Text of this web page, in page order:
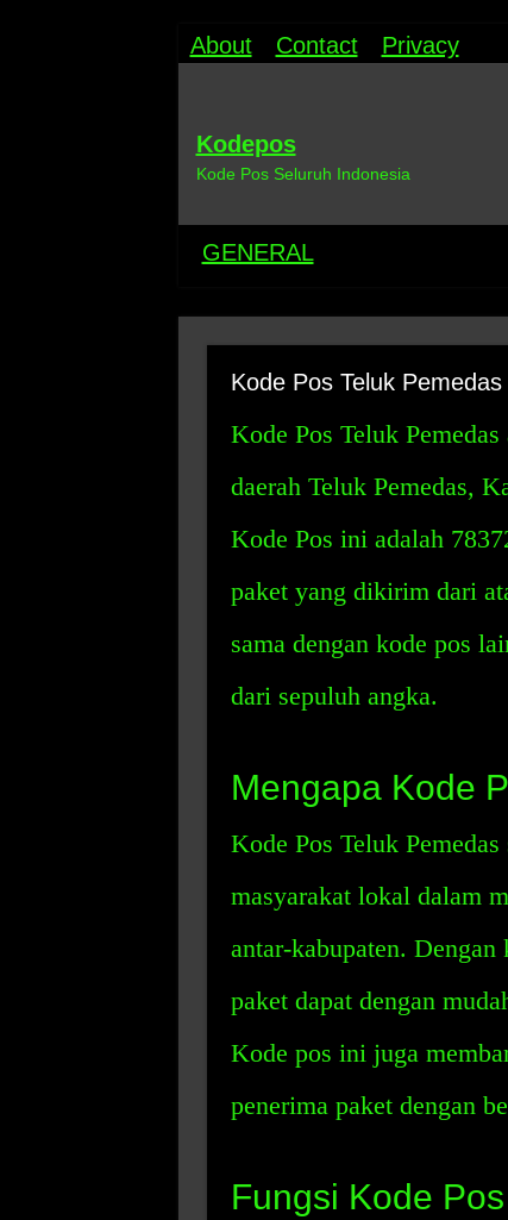
About Contact Privacy
Kodepos
Kode Pos Seluruh Indonesia
GENERAL
Kode Pos Teluk Pemedas
Kode Pos Teluk
daerah Teluk Pemedas,
Kode Pos ini adalah
paket yang dikirim dari
sama dengan kode pos
dari sepuluh angka.
Mengapa Kode
Kode Pos Teluk
masyarakat lokal dalam
antar-kabupaten.
paket dapat dengan
Kode pos ini juga
penerima paket dengan
Fungsi Kode